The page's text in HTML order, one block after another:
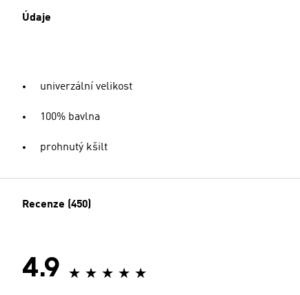
Údaje
univerzální velikost
100% bavlna
prohnutý kšilt
Recenze (450)
4.9